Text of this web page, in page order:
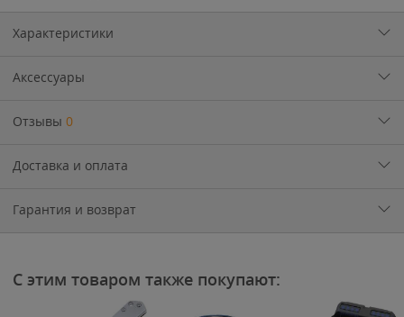
Характеристики
Аксессуары
Отзывы 0
Доставка и оплата
Гарантия и возврат
С этим товаром также покупают: